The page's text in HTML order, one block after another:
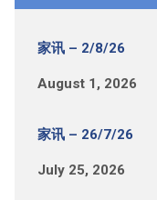
家讯 – 2/8/26
August 1, 2026
家讯 – 26/7/26
July 25, 2026